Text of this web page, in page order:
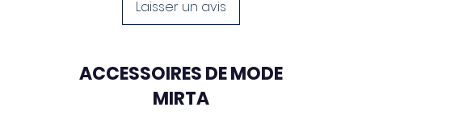
Laisser un avis
ACCESSOIRES DE MODE
MIRTA